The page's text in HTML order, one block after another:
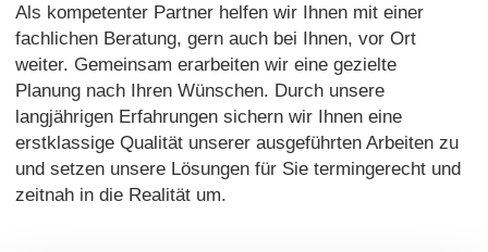
Als kompetenter Partner helfen wir Ihnen mit einer
fachlichen Beratung, gern auch bei Ihnen, vor Ort
weiter. Gemeinsam erarbeiten wir eine gezielte
Planung nach Ihren Wünschen. Durch unsere
langjährigen Erfahrungen sichern wir Ihnen eine
erstklassige Qualität unserer ausgeführten Arbeiten zu
und setzen unsere Lösungen für Sie termingerecht und
zeitnah in die Realität um.